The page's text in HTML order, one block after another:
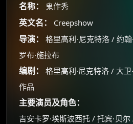
名称： 鬼作秀
英文名： Creepshow
导演：
格里高利·尼克特洛 / 约
罗布·施拉布
编剧：
格里高利·尼克特洛 / 大卫
作品
主要演员及角色：
吉安卡罗·埃斯波西托 / 托宾·贝